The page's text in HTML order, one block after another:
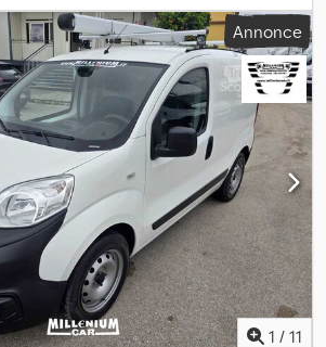
, FIAT FIORINO CARGO SX 1.3 MJET 80
Itxvex Abaer CHARGE UTILE : 535 KG
FINANCEMENT PERSONNALISÉ
APPORT, EGALEMENT AVEC PETITES
84 MOIS REPRISES ET PRIME À LA CASSE
CERTIFIÉ tant sur le contrat que sur la
apporté à l’indication de toutes les
proposé, des divergences peuvent
équipements indiqués et/ou des
invitons à vérifier les descriptions avec
qui reste à votre disposition pour toute
Annonce
1 / 11